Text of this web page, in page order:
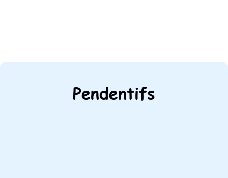
Pendentifs